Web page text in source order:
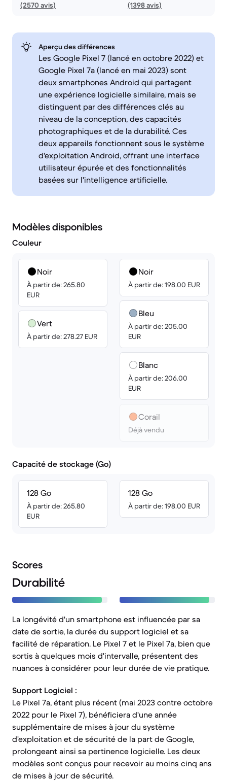
(2570 avis)
(1398 avis)
Aperçu des différences
Les Google Pixel 7 (lancé en octobre 2022) et
Google Pixel 7a (lancé en mai 2023) sont
deux smartphones Android qui partagent
une expérience logicielle similaire, mais se
distinguent par des différences clés au
niveau de la conception, des capacités
photographiques et de la durabilité. Ces
deux appareils fonctionnent sous le système
d'exploitation Android, offrant une interface
utilisateur épurée et des fonctionnalités
basées sur l'intelligence artificielle.
Modèles disponibles
Couleur
Noir
À partir de: 265.80
EUR
Vert
À partir de: 278.27 EUR
Noir
À partir de: 198.00 EUR
Bleu
À partir de: 205.00
EUR
Blanc
À partir de: 206.00
EUR
Corail
Déjà vendu
Capacité de stockage (Go)
128 Go
À partir de: 265.80
EUR
128 Go
À partir de: 198.00 EUR
Scores
Durabilité
La longévité d'un smartphone est influencée par sa
date de sortie, la durée du support logiciel et sa
facilité de réparation. Le Pixel 7 et le Pixel 7a, bien que
sortis à quelques mois d'intervalle, présentent des
nuances à considérer pour leur durée de vie pratique.
Support Logiciel :
Le Pixel 7a, étant plus récent (mai 2023 contre octobre
2022 pour le Pixel 7), bénéficiera d'une année
supplémentaire de mises à jour du système
d'exploitation et de sécurité de la part de Google,
prolongeant ainsi sa pertinence logicielle. Les deux
modèles sont conçus pour recevoir au moins cinq ans
de mises à jour de sécurité.